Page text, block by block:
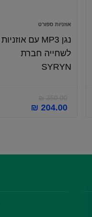
אוזניות ספורט
נגן MP3 עם אוזניות
לשחייה חברת
SYRYN
₪350.00
המחיר ₪ 204.00
המחיר